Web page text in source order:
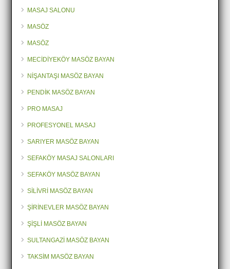
MASAJ SALONU
MASÖZ
MASÖZ
MECİDİYEKÖY MASÖZ BAYAN
NİŞANTAŞI MASÖZ BAYAN
PENDİK MASÖZ BAYAN
PRO MASAJ
PROFESYONEL MASAJ
SARIYER MASÖZ BAYAN
SEFAKÖY MASAJ SALONLARI
SEFAKÖY MASÖZ BAYAN
SİLİVRİ MASÖZ BAYAN
ŞİRİNEVLER MASÖZ BAYAN
ŞİŞLİ MASÖZ BAYAN
SULTANGAZİ MASÖZ BAYAN
TAKSİM MASÖZ BAYAN